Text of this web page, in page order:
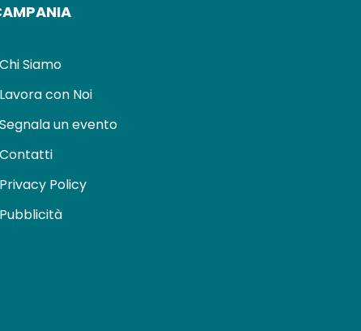
Chi Siamo
Lavora con Noi
Segnala un evento
Contatti
Privacy Policy
Pubblicità